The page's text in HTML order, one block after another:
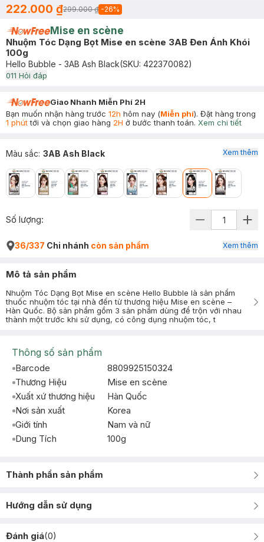
222.000 ₫299.000 ₫ -26%
Mise en scène
Nhuộm Tóc Dạng Bọt Mise en scène 3AB Đen Ánh Khói
100g
Hello Bubble - 3AB Ash Black(SKU: 422370082)
011 Hỏi đáp
Giao Nhanh Miễn Phí 2H
Bạn muốn nhận hàng trước 12h hôm nay (Miễn phí). Đặt hàng trong
1 phúttới và chọn giao hàng 2H ở bước thanh toán. Xem chi tiết
Màu sắc: 3AB Ash Black Xem thêm
Số lượng:
36/337 Chi nhánh còn sản phẩm Xem thêm
Mô tả sản phẩm
Nhuộm Tóc Dạng Bọt Mise en scène Hello Bubble là sản phẩm
thuốc nhuộm tóc tại nhà đến từ thương hiệu Mise en scène –
Hàn Quốc. Bộ sản phẩm gồm 3 sản phẩm dùng để trộn với nhau
thành một trước khi sử dụng, có công dụng nhuộm tóc, t
Thông số sản phẩm
Barcode
8809925150324
Thương Hiệu
Mise en scène
Xuất xứ thương hiệu
Hàn Quốc
Nơi sản xuất
Korea
Giới tính
Nam và nữ
Dung Tích
100g
Thành phần sản phẩm
Hướng dẫn sử dụng
Đánh giá(0)